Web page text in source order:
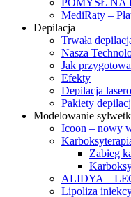
POMYSŁ NA
MediRaty –
Depilacja
Trwała
Nasza
Jak
Efekty
Depilacja
Pakiety
Modelowanie
Icoon – nowy
Zabieg
ALIDYA –
Lipoliza